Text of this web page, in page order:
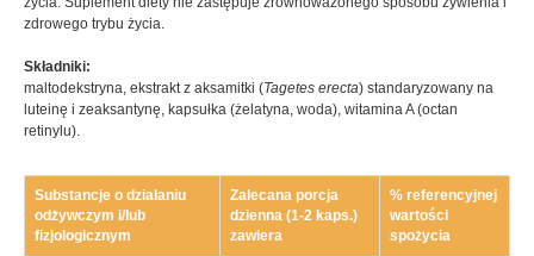
zdrowego trybu życia.
Składniki:
maltodekstryna, ekstrakt z aksamitki (Tagetes erecta) standaryzowany na
luteinę i zeaksantynę, kapsułka (żelatyna, woda), witamina A (octan
retinylu).
Substancje o działaniu
odżywczym i/lub
fizjologicznym
Zalecana porcja
dzienna (1-2 kaps.)
zawiera
% referencyjnej
wartości
spożycia